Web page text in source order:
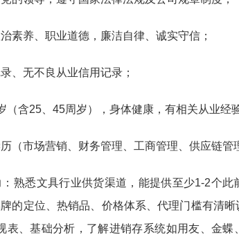
素养、职业道德，廉洁自律、诚实守信；
、无不良从业信用记录；
（含25、45周岁），身体健康，有相关从业经
（市场营销、财务管理、工商管理、供应链管
熟悉文具行业供货渠道，能提供至少1-2个此
的定位、热销品、价格体系、代理门槛有清晰
表、基础分析，了解进销存系统如用友、金蝶